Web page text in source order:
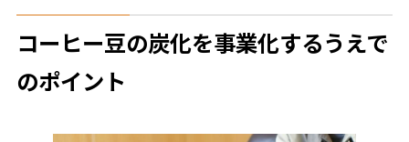
コーヒー豆の炭化を事業化するうえで
のポイント